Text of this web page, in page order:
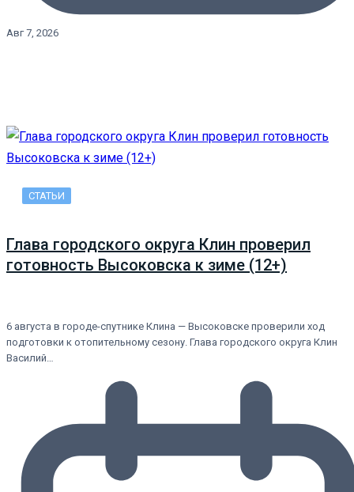
Авг 7, 2026
СТАТЬИ
Глава городского округа Клин проверил
готовность Высоковска к зиме (12+)
6 августа в городе-спутнике Клина — Высоковске проверили ход
подготовки к отопительному сезону. Глава городского округа Клин
Василий…